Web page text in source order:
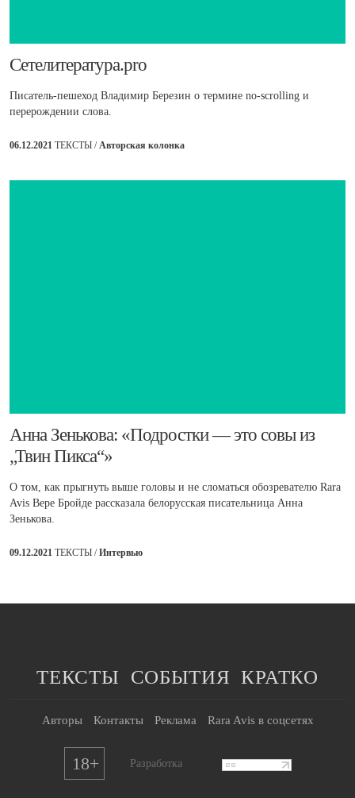
​Сетелитература.pro
Писатель-пешеход Владимир Березин о термине no-scrolling и
перерождении слова.
06.12.2021 ТЕКСТЫ /Авторская колонка
​Анна Зенькова: «Подростки — это совы из
„Твин Пикса“»
О том, как прыгнуть выше головы и не сломаться обозревателю Rara
Avis Вере Бройде рассказала белорусская писательница Анна
Зенькова.
09.12.2021 ТЕКСТЫ /Интервью
ТЕКСТЫ СОБЫТИЯ КРАТКО
Авторы Контакты Реклама Rara Avis в соцсетях
18+ Разработка